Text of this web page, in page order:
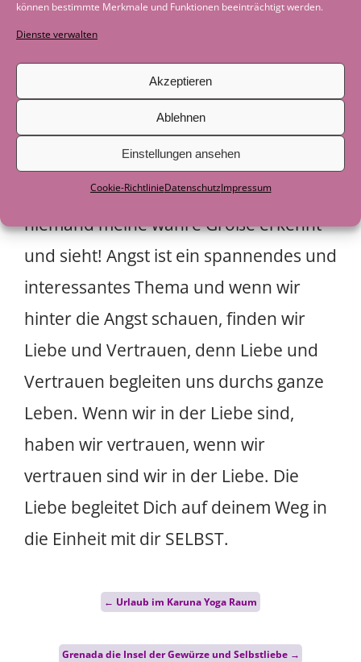
können bestimmte Merkmale und Funktionen beeinträchtigt werden.
Dienste verwalten
Akzeptieren
Ablehnen
Einstellungen ansehen
Cookie-RichtlinieDatenschutzImpressum
Potenzial was die meisten von uns,
wenn nich alle, leben und erfahren
möchten. Schiebe ich diese Angst von
mir weg, habe ich mich eingekapselt vor
Verletzungen und nicht genügend zu
sein. Mache ich mich kleiner damit
niemand meine wahre Größe erkennt
und sieht! Angst ist ein spannendes und
interessantes Thema und wenn wir
hinter die Angst schauen, finden wir
Liebe und Vertrauen, denn Liebe und
Vertrauen begleiten uns durchs ganze
Leben. Wenn wir in der Liebe sind,
haben wir vertrauen, wenn wir
vertrauen sind wir in der Liebe. Die
Liebe begleitet Dich auf deinem Weg in
die Einheit mit dir SELBST.
navigation
← Urlaub im Karuna Yoga Raum
Grenada die Insel der Gewürze und Selbstliebe →